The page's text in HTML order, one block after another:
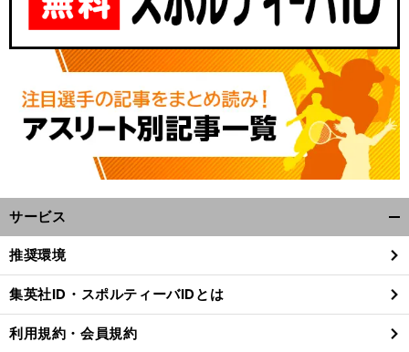
サービス
閉
る
推奨環境
集英社ID・スポルティーバIDとは
利用規約・会員規約